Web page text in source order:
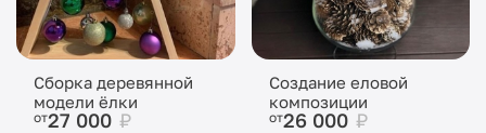
Сборка деревянной
модели ёлки
от27 000 ₽
Создание еловой
композиции
от26 000 ₽